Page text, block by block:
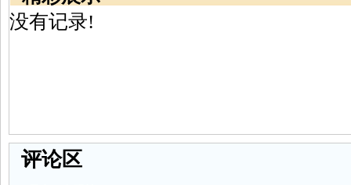
没有记录!
评论区